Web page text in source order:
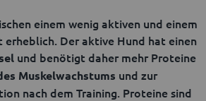
einem wenig aktiven und einem
erheblich. Der aktive Hund hat einen
und benötigt daher mehr Proteine
Muskelwachstums und zur
nach dem Training. Proteine sind